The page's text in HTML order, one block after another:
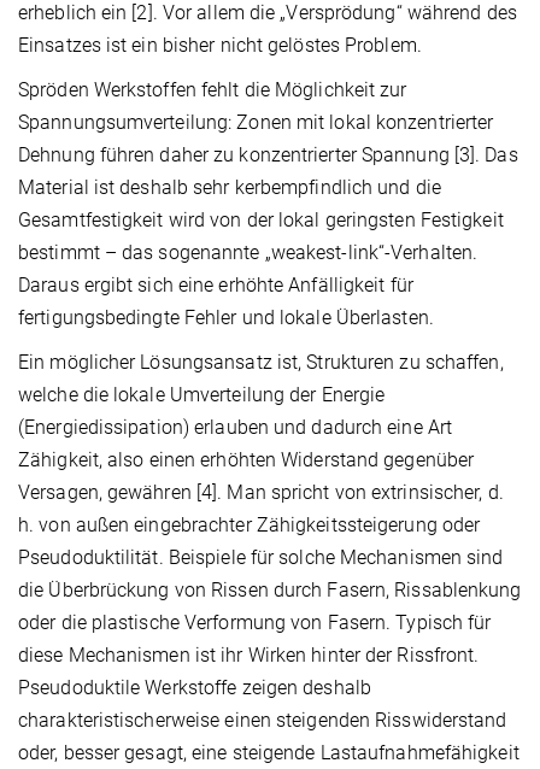
erheblich ein [2]. Vor allem die „Versprödung“ während des
Einsatzes ist ein bisher nicht gelöstes Problem.
Spröden Werkstoffen fehlt die Möglichkeit zur
Spannungsumverteilung: Zonen mit lokal konzentrierter
Dehnung führen daher zu konzentrierter Spannung [3]. Das
Material ist deshalb sehr kerbempfindlich und die
Gesamtfestigkeit wird von der lokal geringsten Festigkeit
bestimmt – das sogenannte „weakest-link“-Verhalten.
Daraus ergibt sich eine erhöhte Anfälligkeit für
fertigungsbedingte Fehler und lokale Überlasten.
Ein möglicher Lösungsansatz ist, Strukturen zu schaffen,
welche die lokale Umverteilung der Energie
(Energiedissipation) erlauben und dadurch eine Art
Zähigkeit, also einen erhöhten Widerstand gegenüber
Versagen, gewähren [4]. Man spricht von extrinsischer, d.
h. von außen eingebrachter Zähigkeitssteigerung oder
Pseudoduktilität. Beispiele für solche Mechanismen sind
die Überbrückung von Rissen durch Fasern, Rissablenkung
oder die plastische Verformung von Fasern. Typisch für
diese Mechanismen ist ihr Wirken hinter der Rissfront.
Pseudoduktile Werkstoffe zeigen deshalb
charakteristischerweise einen steigenden Risswiderstand
oder, besser gesagt, eine steigende Lastaufnahmefähigkeit